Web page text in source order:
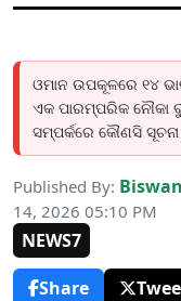
ଓମାନ ଉପକୂଳରେ ୧୪
ଏକ ପାରମ୍ପରିକ ନୌକା
ସମ୍ପର୍କରେ କୌଣସି ସୂଚନା
Published By:
14, 2026 05:10 PM
NEWS7
Share